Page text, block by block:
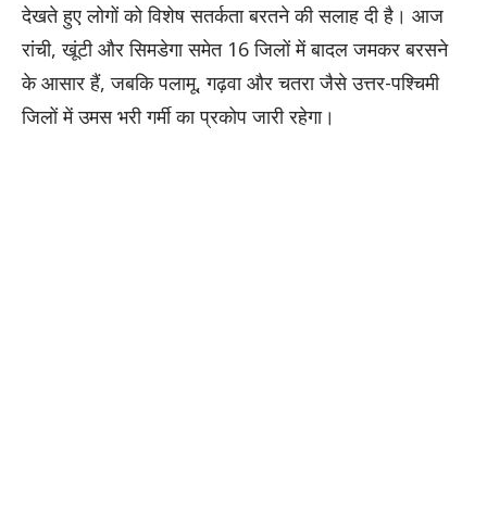
देखते हुए लोगों को विशेष सतर्कता बरतने की सलाह दी है। आज
रांची, खूंटी और सिमडेगा समेत 16 जिलों में बादल जमकर बरसने
के आसार हैं, जबकि पलामू, गढ़वा और चतरा जैसे उत्तर-पश्चिमी
जिलों में उमस भरी गर्मी का प्रकोप जारी रहेगा।